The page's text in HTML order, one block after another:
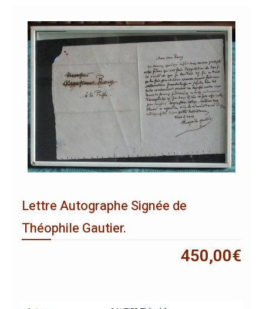
Lettre Autographe Signée de
Théophile Gautier.
450,00€